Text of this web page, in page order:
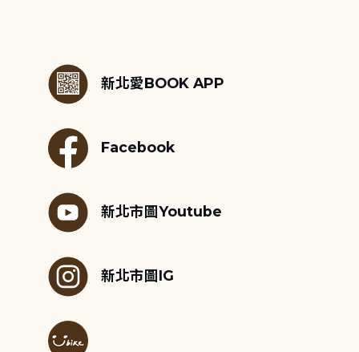
新北愛BOOK APP
Facebook
新北市圖Youtube
新北市圖IG